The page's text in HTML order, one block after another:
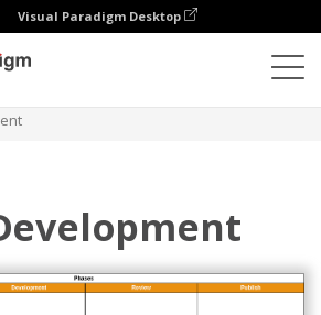
Visual Paradigm Desktop